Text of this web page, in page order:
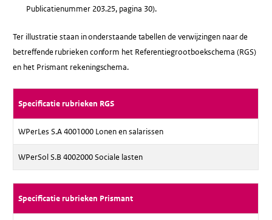
Publicatienummer 203.25, pagina 30).
Ter illustratie staan in onderstaande tabellen de verwijzingen naar de
betreffende rubrieken conform het Referentiegrootboekschema (RGS)
en het Prismant rekeningschema.
Specificatie rubrieken RGS
WPerLes S.A 4001000 Lonen en salarissen
WPerSol S.B 4002000 Sociale lasten
Specificatie rubrieken Prismant